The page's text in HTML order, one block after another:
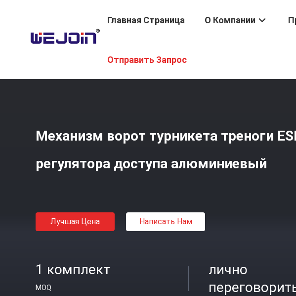
Главная Страница О Компании
Отправить Запрос
Механизм ворот турникета треноги
регулятора доступа алюминиевый
Лучшая Цена Написать Нам
1 комплект
MOQ
лично